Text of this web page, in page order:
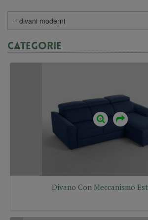
Categorie
Divano Con Meccanismo